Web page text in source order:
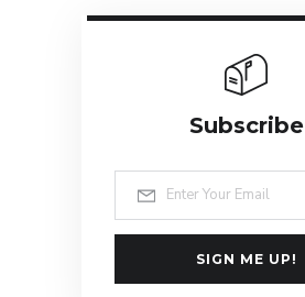
Subscribe
SIGN ME UP!